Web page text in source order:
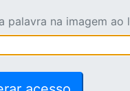
palavra na imagem ao